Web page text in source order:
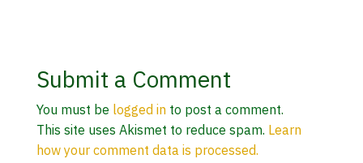
Submit a Comment
You must be logged into post a comment.
This site uses Akismet to reduce spam. Learn
how your comment data is processed.